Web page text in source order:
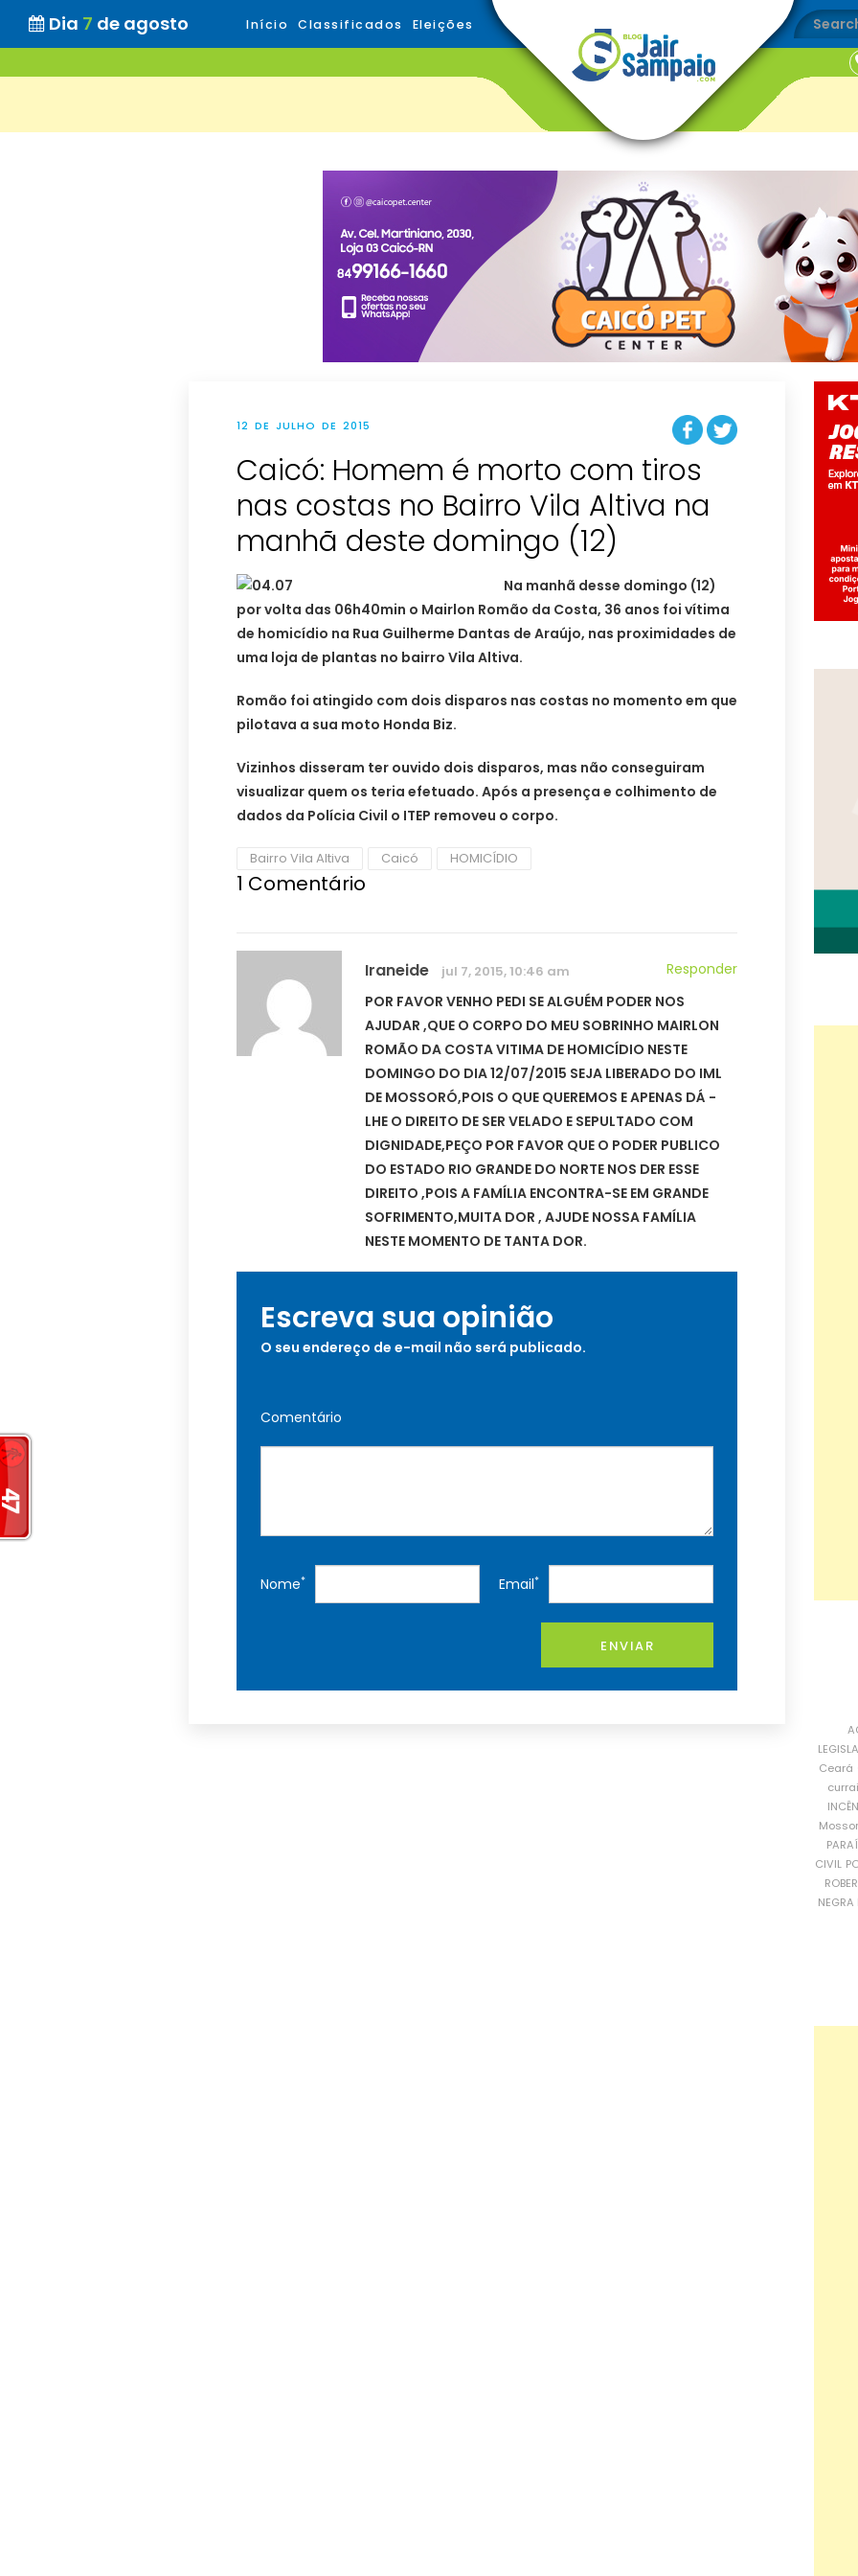
Dia 7 de agosto Início Classificados Eleições
12 DE JULHO DE 2015
Caicó: Homem é morto com tiros
nas costas no Bairro Vila Altiva na
manhã deste domingo (12)
Na manhã desse domingo (12)
por volta das 06h40min o Mairlon Romão da Costa, 36 anos foi vítima
de homicídio na Rua Guilherme Dantas de Araújo, nas proximidades de
uma loja de plantas no bairro Vila Altiva.
Romão foi atingido com dois disparos nas costas no momento em que
pilotava a sua moto Honda Biz.
Vizinhos disseram ter ouvido dois disparos, mas não conseguiram
visualizar quem os teria efetuado. Após a presença e colhimento de
dados da Polícia Civil o ITEP removeu o corpo.
Bairro Vila Altiva Caicó HOMICÍDIO
1 Comentário
Iraneide jul 7, 2015, 10:46 am
Responder
POR FAVOR VENHO PEDI SE ALGUÉM PODER NOS
AJUDAR ,QUE O CORPO DO MEU SOBRINHO MAIRLON
ROMÃO DA COSTA VITIMA DE HOMICÍDIO NESTE
DOMINGO DO DIA 12/07/2015 SEJA LIBERADO DO IML
DE MOSSORÓ,POIS O QUE QUEREMOS E APENAS DÁ -
LHE O DIREITO DE SER VELADO E SEPULTADO COM
DIGNIDADE,PEÇO POR FAVOR QUE O PODER PUBLICO
DO ESTADO RIO GRANDE DO NORTE NOS DER ESSE
DIREITO ,POIS A FAMÍLIA ENCONTRA-SE EM GRANDE
SOFRIMENTO,MUITA DOR , AJUDE NOSSA FAMÍLIA
NESTE MOMENTO DE TANTA DOR.
Escreva sua opinião
O seu endereço de e-mail não será publicado.
Comentário
Nome* Email*
ENVIAR
Ceará
CIVIL
NEGRA